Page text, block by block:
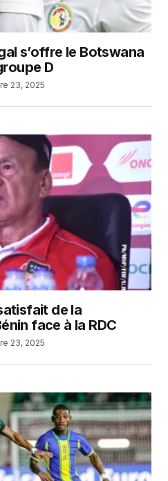
s’offre le Botswana
D
23, 2025
de la
face à la RDC
23, 2025